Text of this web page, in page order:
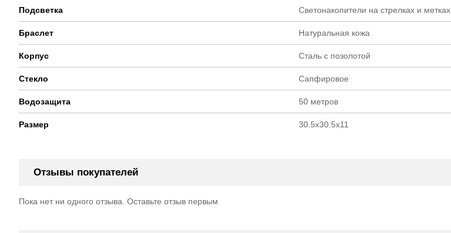
Подсветка Светонакопители на стрелках и метках
Браслет Натуральная кожа
Корпус Cталь с позолотой
Стекло Сапфировое
Водозащита 50 метров
Размер 30.5x30.5x11
Отзывы покупателей
Пока нет ни одного отзыва. Оставьте отзыв первым